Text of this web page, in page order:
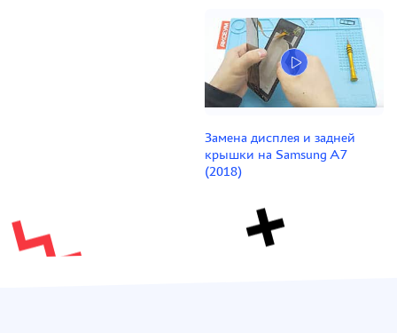
Замена дисплея и задней
крышки на Samsung A7
(2018)